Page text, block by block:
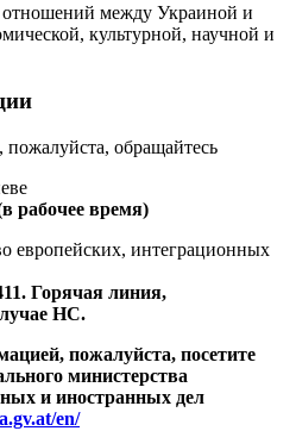
между Украиной и
культурной, научной и
обращайтесь
рабочее время)
европейских, интеграционных
Горячая линия,
НС.
пожалуйста, посетите
министерства
и иностранных дел
en/